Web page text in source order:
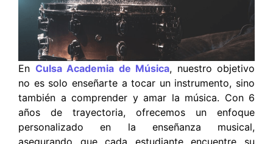
En Culsa Academia de Música, nuestro objetivo
no es solo enseñarte a tocar un instrumento, sino
también a comprender y amar la música. Con 6
años de trayectoria, ofrecemos un enfoque
personalizado en la enseñanza musical,